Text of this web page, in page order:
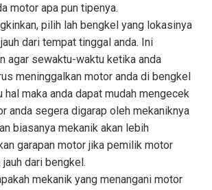
motor apa pun tipenya.
pilih lah bengkel yang lokasinya
dari tempat tinggal anda. Ini
agar sewaktu-waktu ketika anda
meninggalkan motor anda di bengkel
hal maka anda dapat mudah mengecek
anda segera digarap oleh mekaniknya
biasanya mekanik akan lebih
garapan motor jika pemilik motor
dari bengkel.
mekanik yang menangani motor